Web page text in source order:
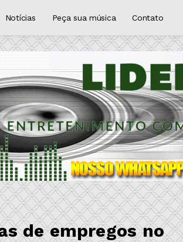
Notícias Peça sua música Contato
de empregos no